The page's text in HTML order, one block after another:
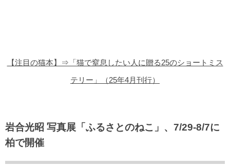
【注目の猫本】⇒「猫で窒息したい人に贈る25のショートミス
テリー」（25年4月刊行）
岩合光昭 写真展「ふるさとのねこ」、7/29-8/7に
柏で開催
猫のゲーム・アプリ
猫のフリー写真素材